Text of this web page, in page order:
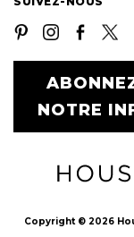
NOTRE
Copyright © 2026